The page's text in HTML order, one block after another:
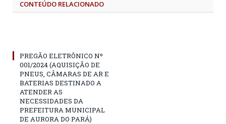
CONTEÚDO RELACIONADO
PREGÃO ELETRÔNICO Nº
001/2024 (AQUISIÇÃO DE
PNEUS, CÂMARAS DE AR E
BATERIAS DESTINADO A
ATENDER AS
NECESSIDADES DA
PREFEITURA MUNICIPAL
DE AURORA DO PARÁ)